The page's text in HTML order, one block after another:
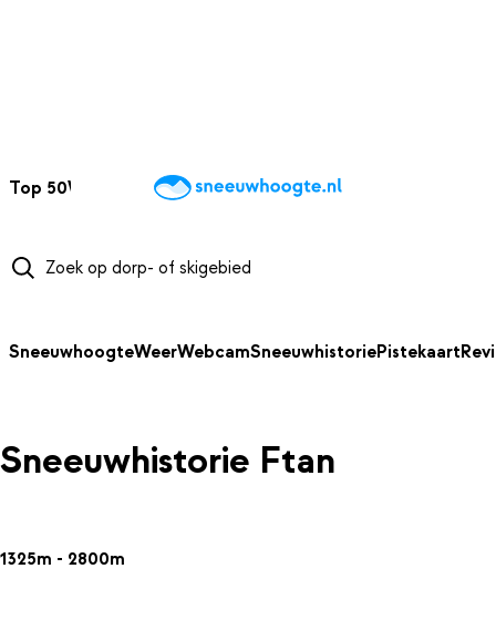
Top 50Webcams WintersportweerKaarten
SneeuwhoogteWeerWebcamSneeuwhistoriePistekaart
Sneeuwhistorie Ftan
1325m - 2800m